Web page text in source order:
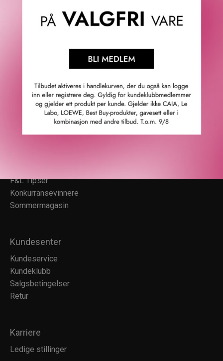
Fredrik & Louisa
Om Fredrik & Louisa
Autorisert forhandler
F&L Tipser
Konkurransevinnere
Sommermagasin
Kundesenter
Kundeservice
Kundeklubb
Salgsbetingelser
Retur
Karriere
Ledige stillinger